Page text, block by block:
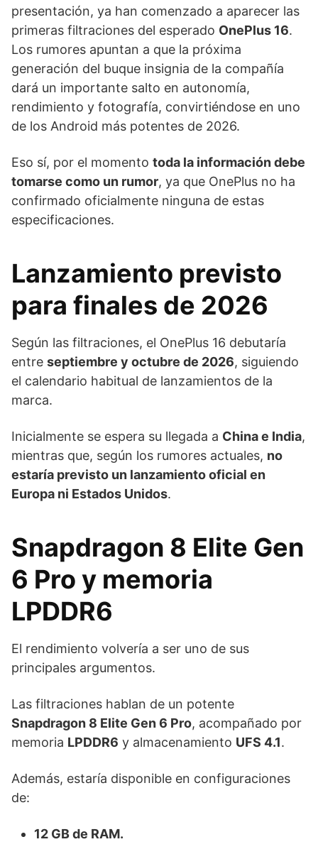
presentación, ya han comenzado a aparecer las
primeras filtraciones del esperado OnePlus 16.
Los rumores apuntan a que la próxima
generación del buque insignia de la compañía
dará un importante salto en autonomía,
rendimiento y fotografía, convirtiéndose en uno
de los Android más potentes de 2026.
Eso sí, por el momento toda la información debe
tomarse como un rumor, ya que OnePlus no ha
confirmado oficialmente ninguna de estas
especificaciones.
Lanzamiento previsto
para finales de 2026
Según las filtraciones, el OnePlus 16 debutaría
entre septiembre y octubre de 2026, siguiendo
el calendario habitual de lanzamientos de la
marca.
Inicialmente se espera su llegada a China e India,
mientras que, según los rumores actuales, no
estaría previsto un lanzamiento oficial en
Europa ni Estados Unidos.
Snapdragon 8 Elite Gen
6 Pro y memoria
LPDDR6
El rendimiento volvería a ser uno de sus
principales argumentos.
Las filtraciones hablan de un potente
Snapdragon 8 Elite Gen 6 Pro, acompañado por
memoria LPDDR6 y almacenamiento UFS 4.1.
Además, estaría disponible en configuraciones
de:
12 GB de RAM.